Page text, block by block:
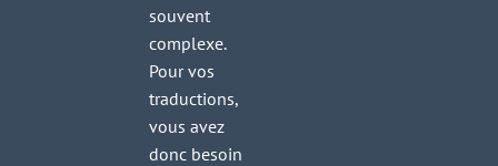
souvent
complexe.
Pour vos
traductions,
vous avez
donc besoin